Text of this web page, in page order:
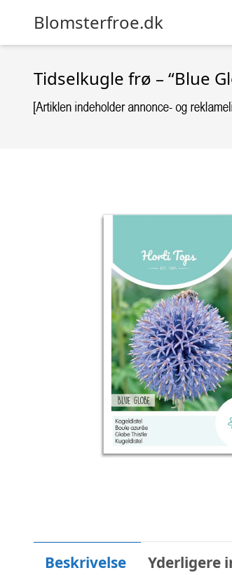
Blomsterfroe.dk
Tidselkugle frø – “Blue
Beskrivelse Yderligere